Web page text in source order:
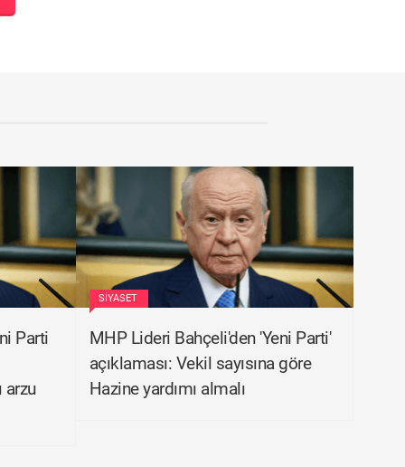
Parti
arzu
SIYASET
MHP Lideri Bahçeli'den 'Yeni Parti'
açıklaması: Vekil sayısına göre
Hazine yardımı almalı